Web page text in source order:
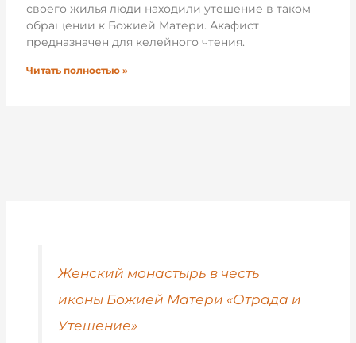
своего жилья люди находили утешение в таком
обращении к Божией Матери. Акафист
предназначен для келейного чтения.
Читать полностью »
Женский монастырь в честь
иконы Божией Матери «Отрада и
Утешение»